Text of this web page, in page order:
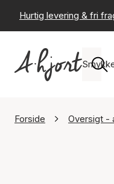
Hurtig levering & fri
Forside Oversigt -